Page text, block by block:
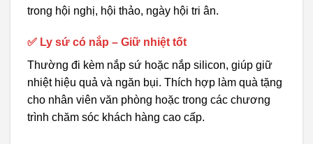
trong hội nghị, hội thảo, ngày hội tri ân.
✅ Ly sứ có nắp – Giữ nhiệt tốt
Thường đi kèm nắp sứ hoặc nắp silicon, giúp giữ
nhiệt hiệu quả và ngăn bụi. Thích hợp làm quà tặng
cho nhân viên văn phòng hoặc trong các chương
trình chăm sóc khách hàng cao cấp.